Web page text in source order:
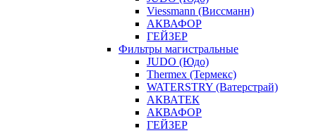
Viessmann (Виссманн)
АКВАФОР
ГЕЙЗЕР
Фильтры магистральные
JUDO (Юдо)
Thermex (Термекс)
WATERSTRY (Ватерстрай)
АКВАТЕК
АКВАФОР
ГЕЙЗЕР